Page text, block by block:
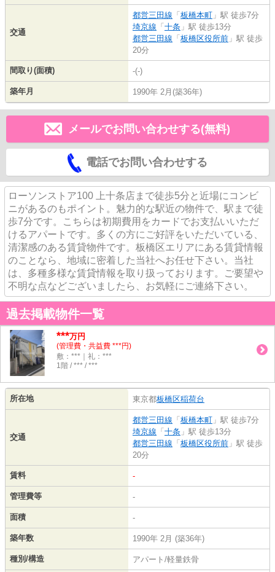
交通
都営三田線 「 板橋本町 」駅 徒歩7分
埼京線 「 十条 」駅 徒歩13分
都営三田線 「 板橋区役所前 」駅 徒歩
20分
間取り(面積) -(-)
築年月 1990年 2月(築36年)
メールでお問い合わせする(無料)
電話でお問い合わせする
ローソンストア100 上十条店まで徒歩5分と近場にコンビ
ニがあるのもポイント。魅力的な駅近の物件で、駅まで徒
歩7分です。こちらは初期費用をカードでお支払いいただ
けるアパートです。多くの方にご好評をいただいている、
清潔感のある賃貸物件です。板橋区エリアにある賃貸情報
のことなら、地域に密着した当社へお任せ下さい。当社
は、多種多様な賃貸情報を取り扱っております。ご要望や
不明な点などございましたら、お気軽にご連絡下さい。
過去掲載物件一覧
***万円
(管理費・共益費 ***円)
敷：***｜礼：***
1階 / *** / ***
所在地 東京都板橋区稲荷台
交通
都営三田線 「 板橋本町 」駅 徒歩7分
埼京線 「 十条 」駅 徒歩13分
都営三田線 「 板橋区役所前 」駅 徒歩
20分
賃料 -
管理費等 -
面積 -
築年数 1990年 2月 (築36年)
種別/構造 アパート/軽量鉄骨